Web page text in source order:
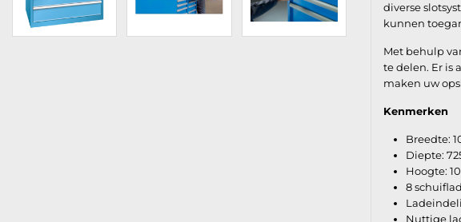
diverse
kunnen
Met behulp
te delen. Er is
maken uw
Kenmerken
Breedte:
Diepte:
Hoogte:
8
Nuttige